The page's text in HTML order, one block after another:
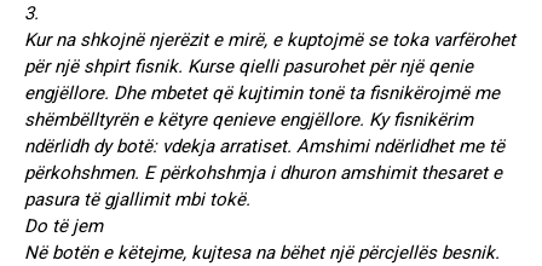
3.
Kur na shkojnë njerëzit e mirë, e kuptojmë se toka varfërohet
për një shpirt fisnik. Kurse qielli pasurohet për një qenie
engjëllore. Dhe mbetet që kujtimin tonë ta fisnikërojmë me
shëmbëlltyrën e këtyre qenieve engjëllore. Ky fisnikërim
ndërlidh dy botë: vdekja arratiset. Amshimi ndërlidhet me të
përkohshmen. E përkohshmja i dhuron amshimit thesaret e
pasura të gjallimit mbi tokë.
Do të jem
Në botën e këtejme, kujtesa na bëhet një përcjellës besnik.